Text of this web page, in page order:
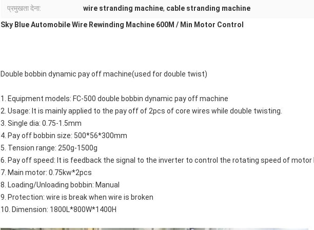
प्रमुखता देना: wire stranding machine, cable stranding machine
Sky Blue Automobile Wire Rewinding Machine 600M / Min Motor Control
Double bobbin dynamic pay off machine(used for double twist)
1. Equipment models: FC-500 double bobbin dynamic pay off machine
2. Usage: It is mainly applied to the pay off of 2pcs of core wires while double twisting.
3. Single dia: 0.75-1.5mm
4. Pay off bobbin size: 500*56*300mm
5. Tension range: 250g-1500g
6. Pay off speed: It is feedback the signal to the inverter to control the rotating speed of
7. Main motor: 0.75kw*2pcs
8. Loading/Unloading bobbin: Manual
9. Protection: wire is break when wire is broken
10. Dimension: 1800L*800W*1400H